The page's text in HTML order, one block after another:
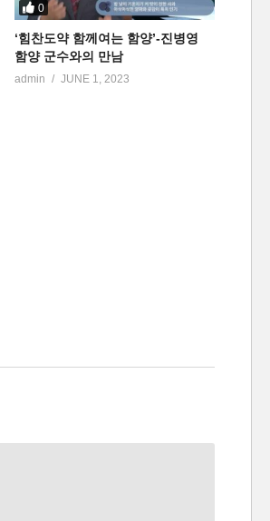
0
‘힘찬도약 함께여는 함양’-진병영
함양 군수와의 만남
admin JUNE 1, 2023